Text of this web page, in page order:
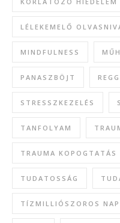
LÉLEKEMELŐ
MINDFULNESS
PANASZBÖJT
STRESSZKEZELÉS
TANFOLYAM
TRAUMA KOPOGTATÁS
TUDATOSSÁG
TÍZMILLIÓSZOROS NAP